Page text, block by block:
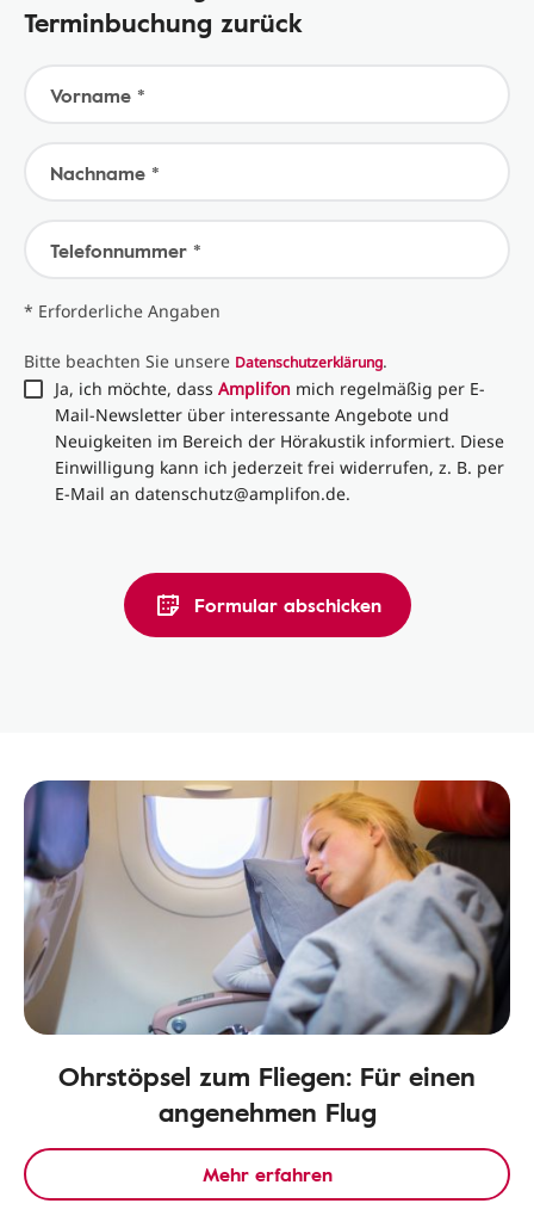
Terminbuchung zurück
Vorname *
Nachname *
Telefonnummer *
* Erforderliche Angaben
Bitte beachten Sie unsere Datenschutzerklärung.
Ja, ich möchte, dass Amplifon mich regelmäßig per E-
Mail-Newsletter über interessante Angebote und
Neuigkeiten im Bereich der Hörakustik informiert. Diese
Einwilligung kann ich jederzeit frei widerrufen, z. B. per
E-Mail an datenschutz@amplifon.de.
Formular abschicken
Ohrstöpsel zum Fliegen: Für einen
angenehmen Flug
Mehr erfahren